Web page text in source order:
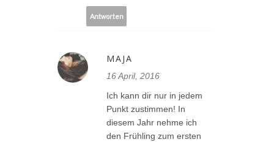
Antworten
MAJA
16 April, 2016
Ich kann dir nur in jedem
Punkt zustimmen! In
diesem Jahr nehme ich
den Frühling zum ersten